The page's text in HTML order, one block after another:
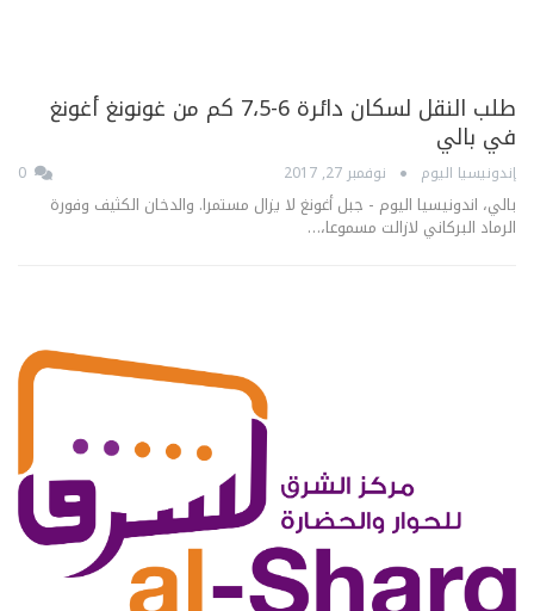
طلب النقل لسكان دائرة 6-7،5 كم من غونونغ أغونغ
في بالي
إندونيسيا اليوم نوفمبر 27, 2017
بالي، اندونيسيا اليوم - جبل أغونغ لا يزال مستمرا. والدخان الكثيف وفورة
الرماد البركاني لازالت مسموعا،…